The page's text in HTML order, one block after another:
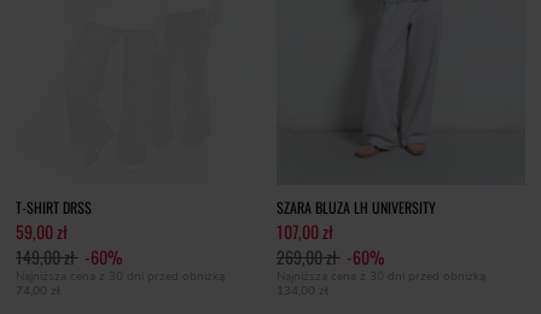
T-SHIRT DRSS
59,00 zł
149,00 zł -60%
Najniższa cena z 30 dni przed obniżką
74,00 zł
SZARA BLUZA LH UNIVERSITY
107,00 zł
269,00 zł -60%
Najniższa cena z 30 dni przed obniżką
134,00 zł